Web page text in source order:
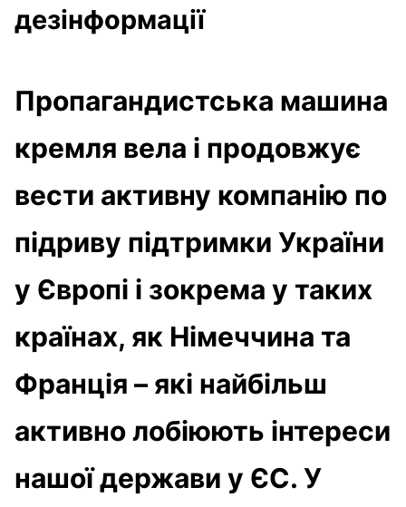
дезінформації
Пропагандистська машина
кремля вела і продовжує
вести активну компанію по
підриву підтримки України
у Європі і зокрема у таких
країнах, як Німеччина та
Франція – які найбільш
активно лобіюють інтереси
нашої держави у ЄС. У